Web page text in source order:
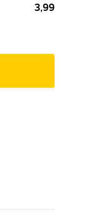
3,99